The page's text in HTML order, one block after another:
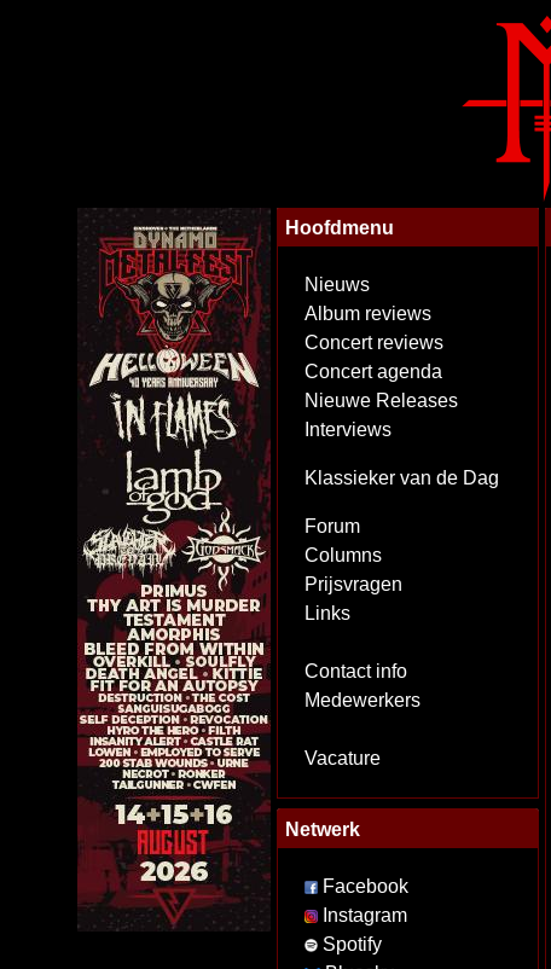
Hoofdmenu
Nieuws
Album reviews
Concert reviews
Concert agenda
Nieuwe Releases
Interviews
Klassieker van de Dag
Forum
Columns
Prijsvragen
Links
Contact info
Medewerkers
Vacature
Netwerk
Facebook
Instagram
Spotify